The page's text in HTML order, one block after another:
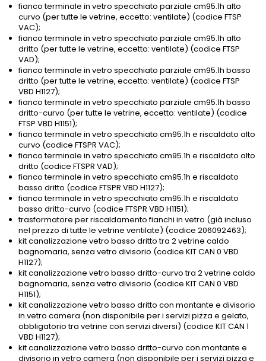
fianco terminale in vetro specchiato parziale cm95.1h alto
curvo (per tutte le vetrine, eccetto: ventilate) (codice FTSP
VAC);
fianco terminale in vetro specchiato parziale cm95.1h alto
dritto (per tutte le vetrine, eccetto: ventilate) (codice FTSP
VAD);
fianco terminale in vetro specchiato parziale cm95.1h basso
dritto (per tutte le vetrine, eccetto: ventilate) (codice FTSP
VBD H1127);
fianco terminale in vetro specchiato parziale cm95.1h basso
dritto-curvo (per tutte le vetrine, eccetto: ventilate) (codice
FTSP VBD H1151);
fianco terminale in vetro specchiato cm95.1h e riscaldato alto
curvo (codice FTSPR VAC);
fianco terminale in vetro specchiato cm95.1h e riscaldato alto
dritto (codice FTSPR VAD);
fianco terminale in vetro specchiato cm95.1h e riscaldato
basso dritto (codice FTSPR VBD H1127);
fianco terminale in vetro specchiato cm95.1h e riscaldato
basso dritto-curvo (codice FTSPR VBD H1151);
trasformatore per riscaldamento fianchi in vetro (già incluso
nel prezzo di tutte le vetrine ventilate) (codice 206092463);
kit canalizzazione vetro basso dritto tra 2 vetrine caldo
bagnomaria, senza vetro divisorio (codice KIT CAN 0 VBD
H1127);
kit canalizzazione vetro basso dritto-curvo tra 2 vetrine caldo
bagnomaria, senza vetro divisorio (codice KIT CAN 0 VBD
H1151);
kit canalizzazione vetro basso dritto con montante e divisorio
in vetro camera (non disponibile per i servizi pizza e gelato,
obbligatorio tra vetrine con servizi diversi) (codice KIT CAN 1
VBD H1127);
kit canalizzazione vetro basso dritto-curvo con montante e
divisorio in vetro camera (non disponibile per i servizi pizza e